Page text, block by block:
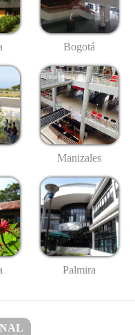
Bogotá
Manizales
Palmira